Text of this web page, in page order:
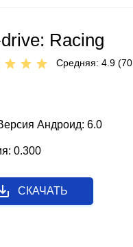
Racing
Средняя: 4.9 (70
Андроид: 6.0
0.300
СКАЧАТЬ